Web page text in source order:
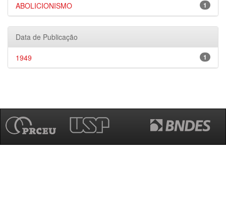
1
ABOLICIONISMO
Data de Publicação
1
1949